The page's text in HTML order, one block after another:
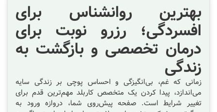
بهترین روانشناس برای
افسردگی؛ رزرو نوبت برای
درمان تخصصی و بازگشت به
زندگی
زمانی که غم، بی‌انگیزگی و احساس پوچی بر زندگی سایه
می‌اندازد، پیدا کردن یک متخصص کاربلد مهم‌ترین قدم برای
تغییر شرایط است. صفحه پیش‌روی شما، دروازه ورود به